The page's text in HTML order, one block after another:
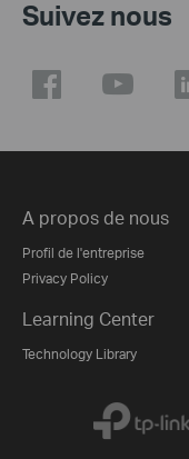
Suivez nous
A propos de nous
Profil de l'entreprise
Privacy Policy
Learning Center
Technology Library